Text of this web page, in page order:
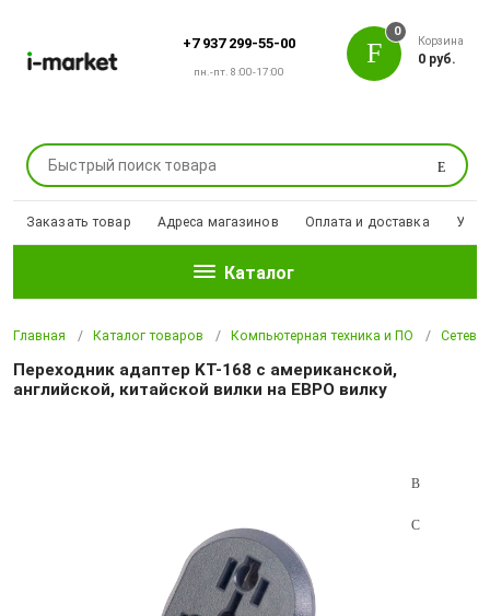
+7 937 299-55-00
пн.-пт. 8:00-17:00
Поиск
0
Корзина
0 руб.
Заказать товар Адреса магазинов Оплата и доставка
Каталог
Главная Каталог товаров Компьютерная техника и ПО
Переходник адаптер KT-168 с американской,
английской, китайской вилки на ЕВРО вилку